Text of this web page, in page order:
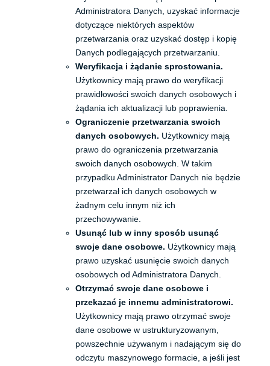
Administratora Danych, uzyskać informacje
dotyczące niektórych aspektów
przetwarzania oraz uzyskać dostęp i kopię
Danych podlegających przetwarzaniu.
Weryfikacja i żądanie sprostowania.
Użytkownicy mają prawo do weryfikacji
prawidłowości swoich danych osobowych i
żądania ich aktualizacji lub poprawienia.
Ograniczenie przetwarzania swoich
danych osobowych. Użytkownicy mają
prawo do ograniczenia przetwarzania
swoich danych osobowych. W takim
przypadku Administrator Danych nie będzie
przetwarzał ich danych osobowych w
żadnym celu innym niż ich
przechowywanie.
Usunąć lub w inny sposób usunąć
swoje dane osobowe. Użytkownicy mają
prawo uzyskać usunięcie swoich danych
osobowych od Administratora Danych.
Otrzymać swoje dane osobowe i
przekazać je innemu administratorowi.
Użytkownicy mają prawo otrzymać swoje
dane osobowe w ustrukturyzowanym,
powszechnie używanym i nadającym się do
odczytu maszynowego formacie, a jeśli jest